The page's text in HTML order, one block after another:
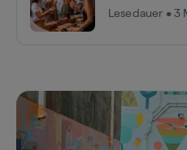
Lesedauer • 3